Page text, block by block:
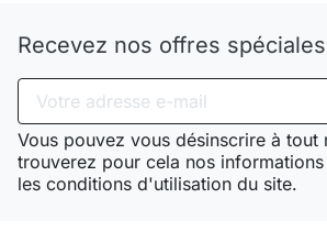
Recevez nos offres spéciales
Vous pouvez vous désinscrire à tout
trouverez pour cela nos
les conditions d'utilisation du site.